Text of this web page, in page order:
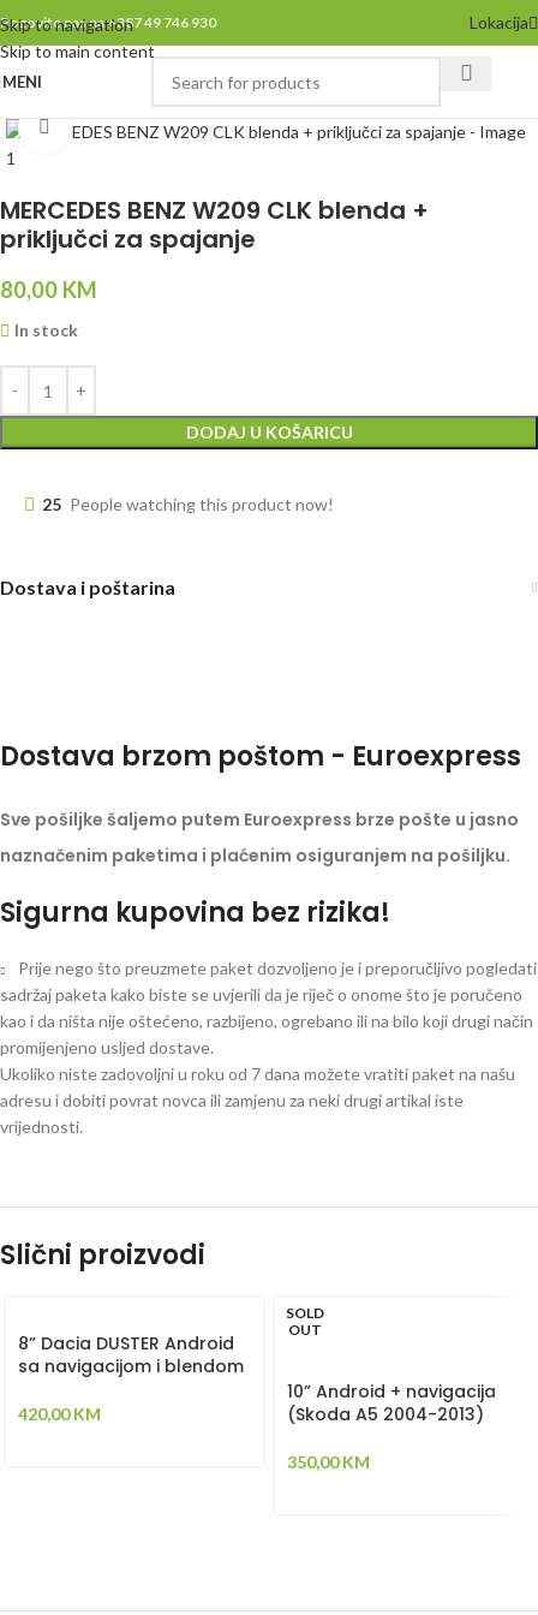
Skip to navigation
Skip to main content
Pozovite nas na +387 49 746 930 Lokacija
MENI
Click to enlarge
MERCEDES BENZ W209 CLK blenda +
priključci za spajanje
80,00 KM
In stock
DODAJ U KOŠARICU
25 People watching this product now!
Dostava i poštarina
Dostava brzom poštom - Euroexpress
Sve pošiljke šaljemo putem Euroexpress brze pošte u jasno
naznačenim paketima i plaćenim osiguranjem na pošiljku.
Sigurna kupovina bez rizika!
Prije nego što preuzmete paket dozvoljeno je i preporučljivo pogledati
sadržaj paketa kako biste se uvjerili da je riječ o onome što je poručeno
kao i da ništa nije oštećeno, razbijeno, ogrebano ili na bilo koji drugi način
promijenjeno usljed dostave.
Ukoliko niste zadovoljni u roku od 7 dana možete vratiti paket na našu
adresu i dobiti povrat novca ili zamjenu za neki drugi artikal iste
vrijednosti.
Slični proizvodi
8” Dacia DUSTER Android
sa navigacijom i blendom
420,00KM
SOLD
OUT
10” Android + navigacija
(Skoda A5 2004-2013)
350,00KM